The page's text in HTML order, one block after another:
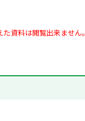
資料は閲覧出来ません。